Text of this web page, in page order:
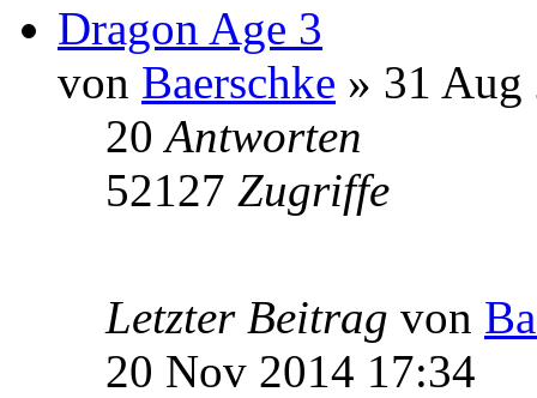
Dragon Age 3
von Baerschke » 31 Aug
20Antworten
52127 Zugriffe
Letzter Beitrag von
20 Nov 2014 17:34